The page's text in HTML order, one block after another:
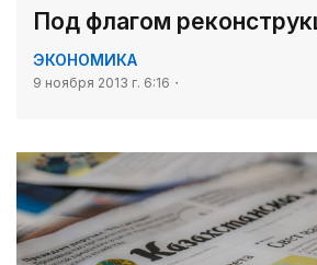
Под флагом
ЭКОНОМИКА
9 ноября 2013 г. 6:16